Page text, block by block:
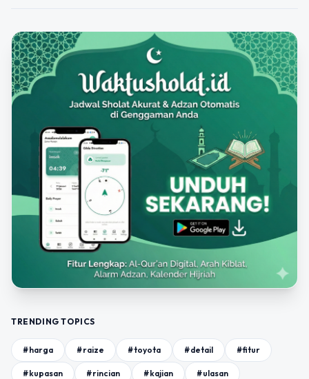
TRENDING TOPICS
#harga #raize #toyota #detail #fitur
#kupasan #rincian #kajian #ulasan